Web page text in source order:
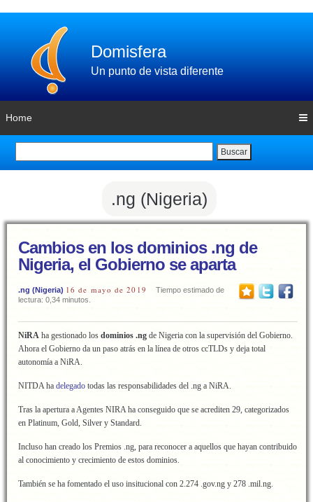
Domisfera
Un punto de vista diferente
Home
Buscar
.ng (Nigeria)
Cambios en los dominios .ng de
Nigeria, el Gobierno se aparta
.ng (Nigeria) 16 de mayo de 2019
Tiempo estimado de
lectura: 0,34 minutos.
NiRA ha gestionado los dominios .ng de Nigeria con la supervisión del Gobierno.
Ahora el Gobierno da un paso atrás en la línea de otros ccTLDs y deja total
autonomía a NiRA.
NITDA ha delegado todas las responsabilidades del .ng a NiRA.
Tras la apertura a Agentes NIRA ha conseguido que se acrediten 29, categorizados
en Platinum, Gold, Silver y Standard.
Incluso han creado los Premios .ng, para reconocer a aquellos que hayan contribuido
al conocimiento y crecimiento de estos dominios.
También se ha fomentado el uso insitucional con 2.274 .gov.ng y 278 .mil.ng.